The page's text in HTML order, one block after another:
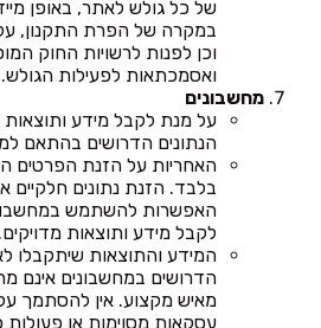
של כל גולש לאתר, באופן
במקרה של הפרת התקנון,
וכן לפנות לרשויות החוק
ואסמכתאות לפעילות הגולש.
מחשבונים
על מנת לקבל מידע ותוצאות
הנתונים הדרושים בהתאם
האחריות על הזנת הפרטים
בלבד. הזנת נתונים חלקיים
האפשרות להשתמש
לקבל מידע ותוצאות מדויקים.
המידע והתוצאות שיתקבלו
הדרושים במחשבונים אינם
מאיש מקצוע. אין להסתמך
עסקאות מסוימות או